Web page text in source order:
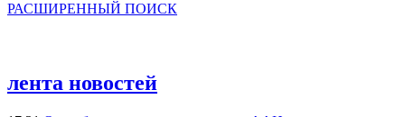
РАСШИРЕННЫЙ ПОИСК
лента новостей